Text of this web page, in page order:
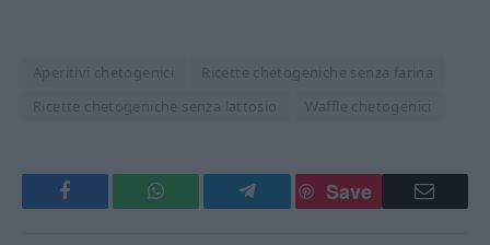
Aperitivi chetogenici
Ricette chetogeniche senza farina
Ricette chetogeniche senza lattosio
Waffle chetogenici
Facebook WhatsApp Telegram
Save
Email